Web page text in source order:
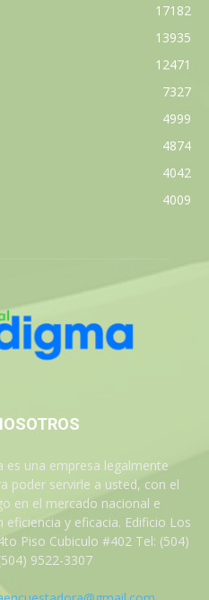
17182
13935
12471
7327
4999
4874
4042
4009
es una empresa legalmente
poder servirle a usted, con el
en el mercado nacional e
y eficacia. Edificio Los
Piso Cubiculo #402 Tel: (504)
9522-3307